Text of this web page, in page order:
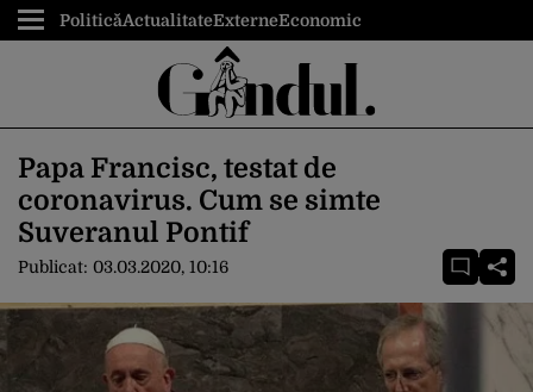
PoliticăActualitateExterneEconomic
Papa Francisc, testat de
coronavirus. Cum se simte
Suveranul Pontif
Publicat: 03.03.2020, 10:16